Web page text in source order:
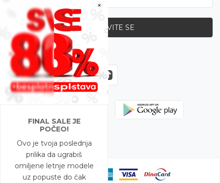
×
FINAL SALE JE
POČEO!
Ovo je tvoja poslednja
prilika da ugrabiš
omiljene letnje modele
uz popuste do čak
PRIJAVITE SE
Zapratite nas